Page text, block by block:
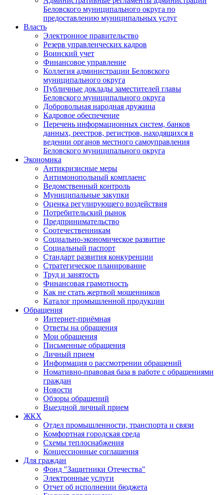
Беловского муниципального округа по
предоставлению муниципальных услуг
Власть
Электронное правительство
Резерв управленческих кадров
Воинский учет
Финансовое управление
Коллегия администрации Беловского
муниципального округа
Публичные доклады заместителей главы
Беловского муниципального округа
Добровольная народная дружина
Кадровое обеспечение
Перечень информационных систем, банков
данных, реестров, регистров, находящихся в
ведении органов местного самоуправления
Беловского муниципального округа
Экономика
Антикризисные меры
Антимонопольный комплаенс
Ведомственный контроль
Муниципальные закупки
Оценка регулирующего воздействия
Потребительский рынок
Предпринимательство
Соотечественникам
Социально-экономическое развитие
Социальный паспорт
Стандарт развития конкуренции
Стратегическое планирование
Труд и занятость
Финансовая грамотность
Как не стать жертвой мошенников
Каталог промышленной продукции
Обращения
Интернет-приёмная
Ответы на обращения
Мои обращения
Письменные обращения
Личный прием
Информация о рассмотрении обращений
Номативно-правовая база в работе с обращениями
граждан
Новости
Обзоры обращений
Выездной личный прием
ЖКХ
Отдел промышленности, транспорта и связи
Комфортная городская среда
Схемы теплоснабжения
Концессионные соглашения
Для граждан
Фонд "Защитники Отечества"
Электронные услуги
Отчет об исполнении бюджета